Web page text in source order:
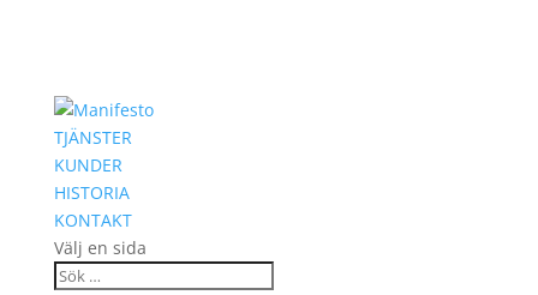
TJÄNSTER
KUNDER
HISTORIA
KONTAKT
Välj en sida